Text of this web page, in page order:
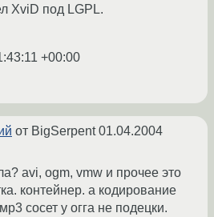
XviD под LGPL.
+00:00
от BigSerpent01.04.2004
avi, ogm, vmw и прочее это
контейнер. а кодирование
сосет у огга не подецки.